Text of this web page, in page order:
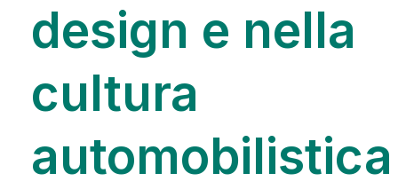
design e nella
cultura
automobilistica